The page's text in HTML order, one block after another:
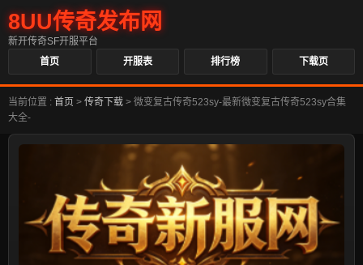
8UU传奇发布网
新开传奇SF开服平台
首页
开服表 排行榜 下载页
当前位置 : 首页 > 传奇下载 > 微变复古传奇523sy-最新微变复古传奇523sy合集
大全-